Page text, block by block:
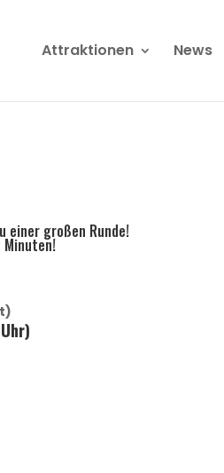
Attraktionen News
einer großen Runde!
Minuten!